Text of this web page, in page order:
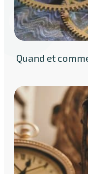
Quand et